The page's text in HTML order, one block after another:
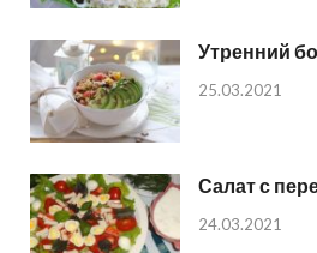
Утренний
25.03.2021
Салат с
24.03.2021